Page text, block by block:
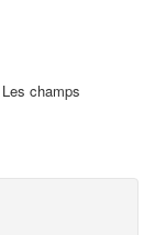
Les champs